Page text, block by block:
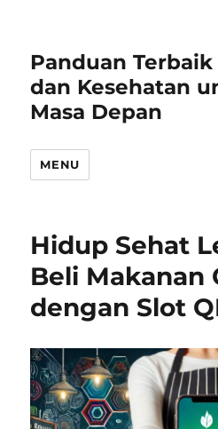
Panduan
dan Kesehatan
Masa Depan
MENU
Hidup Sehat
Beli Makanan
dengan Slot